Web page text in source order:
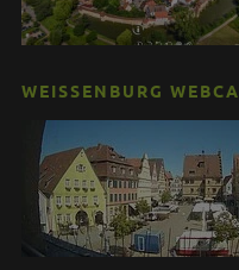
WEISSENBURG WEBCAM